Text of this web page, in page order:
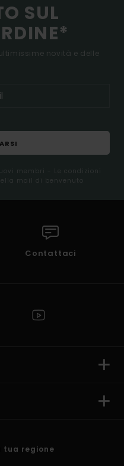
SUL
novità e delle
membri - Le condizioni
mail di benvenuto
Contattaci
tua regione